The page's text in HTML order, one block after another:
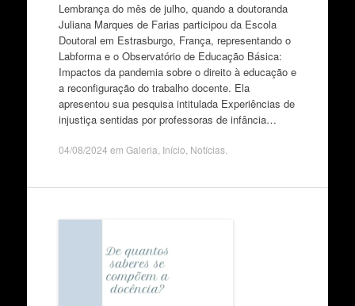
Lembrança do mês de julho, quando a doutoranda
Juliana Marques de Farias participou da Escola
Doutoral em Estrasburgo, França, representando o
Labforma e o Observatório de Educação Básica:
Impactos da pandemia sobre o direito à educação e
a reconfiguração do trabalho docente. Ela
apresentou sua pesquisa intitulada Experiências de
injustiça sentidas por professoras de infância…
04/08/2024 em Galeria Início Notícias.